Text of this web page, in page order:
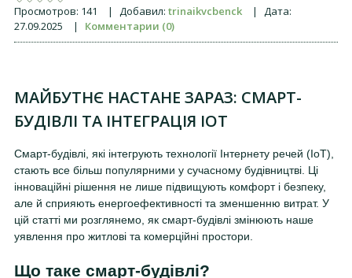
Просмотров: 141 | Добавил: trinaikvcbenck |
Дата:
27.09.2025
| Комментарии (0)
МАЙБУТНЄ НАСТАНЕ ЗАРАЗ: СМАРТ-
БУДІВЛІ ТА ІНТЕГРАЦІЯ IOT
Смарт-будівлі, які інтегрують технології Інтернету речей (IoT),
стають все більш популярними у сучасному будівництві. Ці
інноваційні рішення не лише підвищують комфорт і безпеку,
але й сприяють енергоефективності та зменшенню витрат. У
цій статті ми розглянемо, як смарт-будівлі змінюють наше
уявлення про житлові та комерційні простори.
Що таке смарт-будівлі?